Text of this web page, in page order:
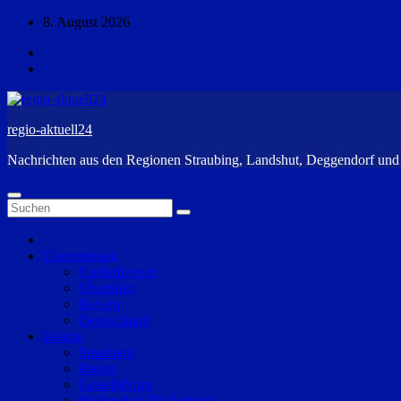
Zum
springen
8. August 2026
regio-aktuell24
Nachrichten aus den Regionen Straubing, Landshut, Deggendorf
Überregional
Niederbayern
Oberpfalz
Bayern
Deutschland
Region
Straubing
Bogen
Geiselhöring